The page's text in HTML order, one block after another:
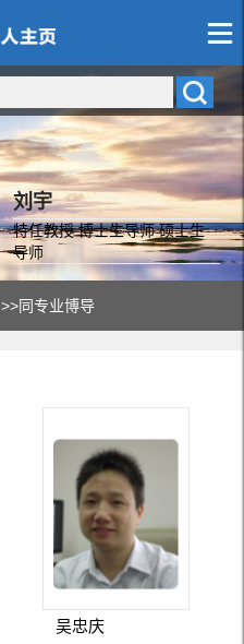
刘宇
特任教授 博士生导师 硕士生
导师
>>同专业博导
吴忠庆